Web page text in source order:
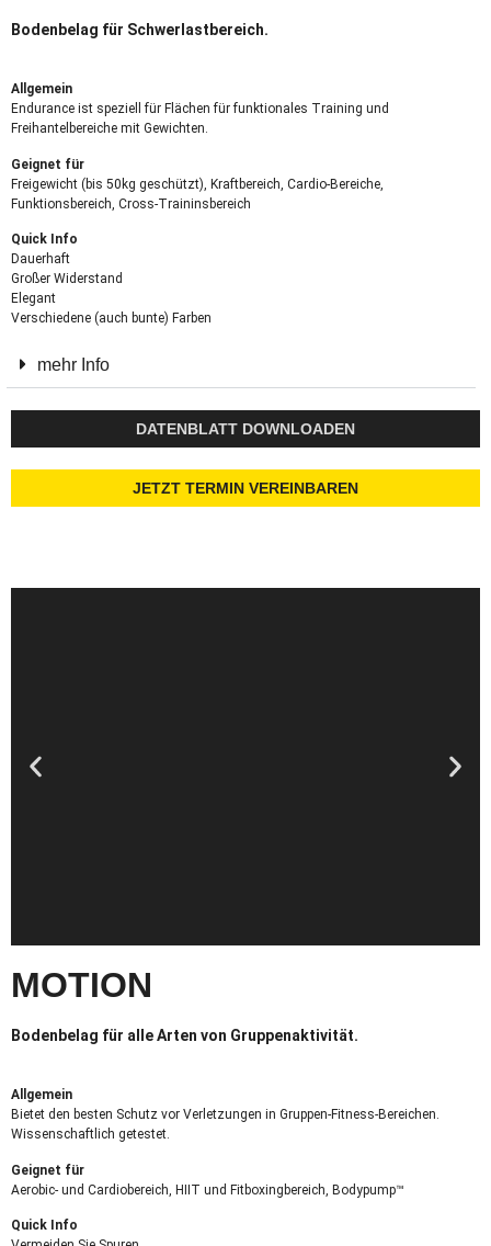
Bodenbelag für Schwerlastbereich.
Allgemein
Endurance ist speziell für Flächen für funktionales Training und
Freihantelbereiche mit Gewichten.
Geignet für
Freigewicht (bis 50kg geschützt), Kraftbereich, Cardio-Bereiche,
Funktionsbereich, Cross-Traininsbereich
Quick Info
Dauerhaft
Großer Widerstand
Elegant
Verschiedene (auch bunte) Farben
mehr Info
DATENBLATT DOWNLOADEN
JETZT TERMIN VEREINBAREN
MOTION
Bodenbelag für alle Arten von Gruppenaktivität.
Allgemein
Bietet den besten Schutz vor Verletzungen in Gruppen-Fitness-Bereichen.
Wissenschaftlich getestet.
Geignet für
Aerobic- und Cardiobereich, HIIT und Fitboxingbereich, Bodypump™
Quick Info